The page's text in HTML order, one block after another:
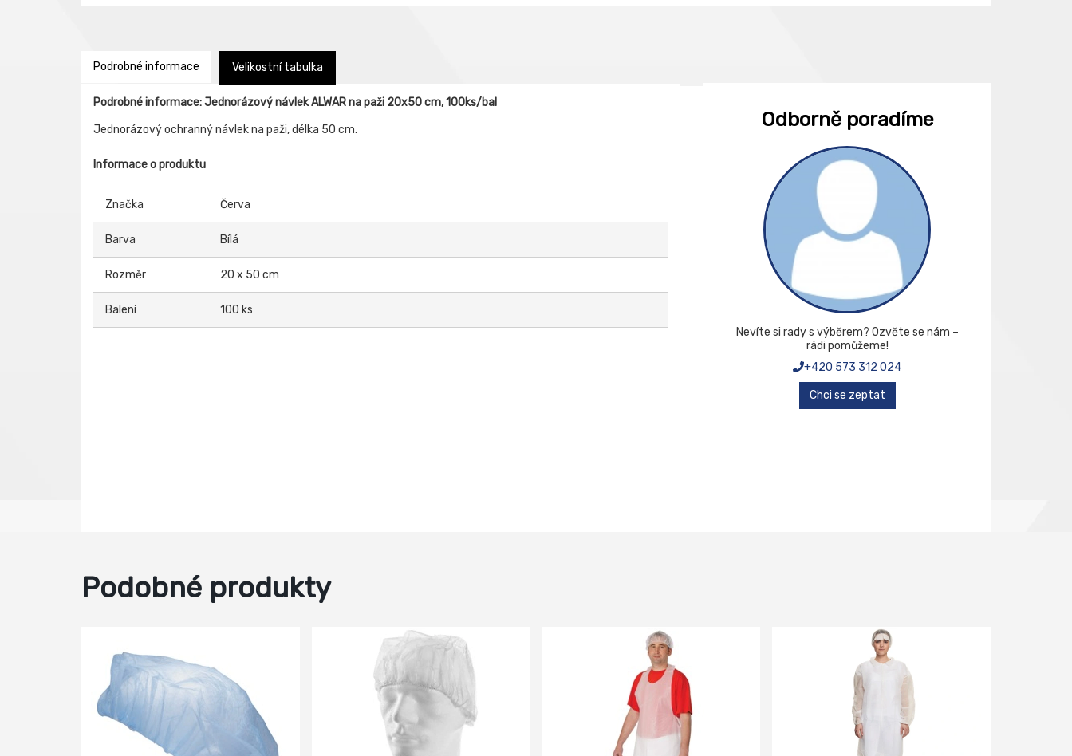
Podrobné informace Velikostní tabulka
Podrobné informace: Jednorázový návlek ALWAR na paži 20x50 cm, 100ks/bal
Jednorázový ochranný návlek na paži, délka 50 cm.
Informace o produktu
Značka Červa
Barva Bílá
Rozměr 20 x 50 cm
Balení 100 ks
Odborně poradíme
Nevíte si rady s výběrem? Ozvěte se nám –
rádi pomůžeme!
+420 573 312 024
Chci se zeptat
Podobné produkty